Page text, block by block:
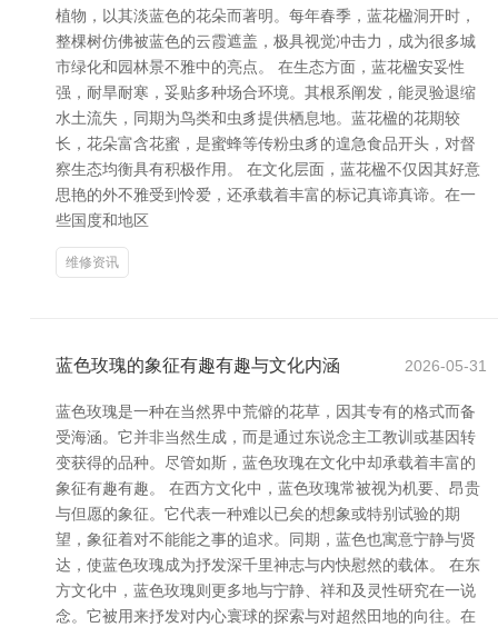
植物，以其淡蓝色的花朵而著明。每年春季，蓝花楹洞开时，
整棵树仿佛被蓝色的云霞遮盖，极具视觉冲击力，成为很多城
市绿化和园林景不雅中的亮点。 在生态方面，蓝花楹安妥性
强，耐旱耐寒，妥贴多种场合环境。其根系阐发，能灵验退缩
水土流失，同期为鸟类和虫豸提供栖息地。蓝花楹的花期较
长，花朵富含花蜜，是蜜蜂等传粉虫豸的遑急食品开头，对督
察生态均衡具有积极作用。 在文化层面，蓝花楹不仅因其好意
思艳的外不雅受到怜爱，还承载着丰富的标记真谛真谛。在一
些国度和地区
维修资讯
蓝色玫瑰的象征有趣有趣与文化内涵 2026-05-31
蓝色玫瑰是一种在当然界中荒僻的花草，因其专有的格式而备
受海涵。它并非当然生成，而是通过东说念主工教训或基因转
变获得的品种。尽管如斯，蓝色玫瑰在文化中却承载着丰富的
象征有趣有趣。 在西方文化中，蓝色玫瑰常被视为机要、昂贵
与但愿的象征。它代表一种难以已矣的想象或特别试验的期
望，象征着对不能能之事的追求。同期，蓝色也寓意宁静与贤
达，使蓝色玫瑰成为抒发深千里神志与内快慰然的载体。 在东
方文化中，蓝色玫瑰则更多地与宁静、祥和及灵性研究在一说
念。它被用来抒发对内心寰球的探索与对超然田地的向往。在